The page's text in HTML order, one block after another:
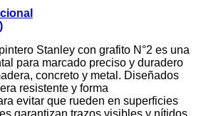
Stanley con grafito N°2 es una
para marcado preciso y duradero
concreto y metal. Diseñados
resistente y forma
evitar que rueden en superficies
garantizan trazos visibles y nítidos